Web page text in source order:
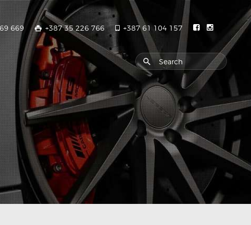
669 +387 35 226 766 +387 61 104 157